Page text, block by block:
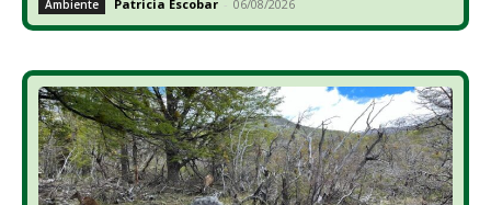
Ambiente Patricia Escobar - 06/08/2026